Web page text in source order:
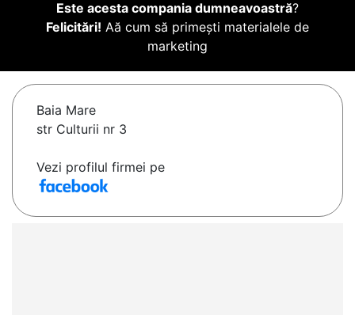
Este acesta compania dumneavoastră?
Felicitări! Aă cum să primești materialele de
marketing
Baia Mare
str Culturii nr 3
Vezi profilul firmei pe